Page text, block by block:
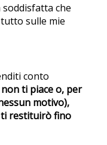
che
sulle mie
conto
non ti piace o, per
motivo),
ti restituirò fino